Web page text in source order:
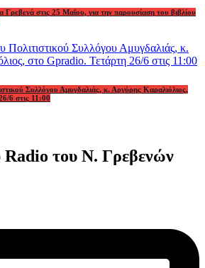
στις 25 Μαΐου, για την παρουσίαση του βιβλίου
Συλλόγου Αμυγδαλιάς, κ. Αργύρης Καραλιόλιος,
6 στις 11:00
του Ν. Γρεβενών